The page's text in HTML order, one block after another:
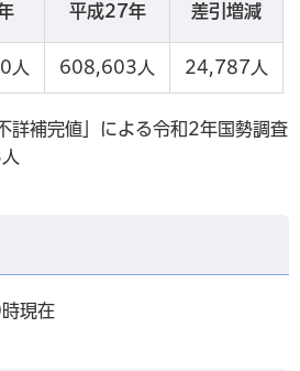
平成27年 差引増減
人 608,603人 24,787人
詳補完値」による令和2年国勢調査
現在